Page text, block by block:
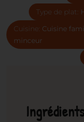
Type de plat:
Cuisine: Cuisine
minceur
Ingrédients